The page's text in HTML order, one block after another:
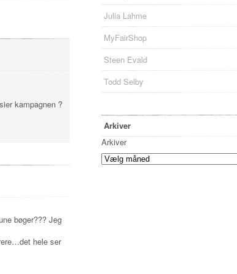
kampagnen ?
bøger??? Jeg
hele ser
Julia Lahme
MyFairShop
Steen Evald
Todd Selby
Arkiver
Arkiver